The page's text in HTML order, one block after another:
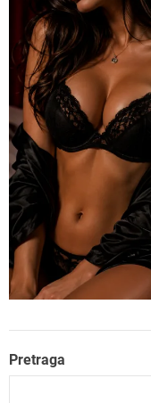
Pretraga